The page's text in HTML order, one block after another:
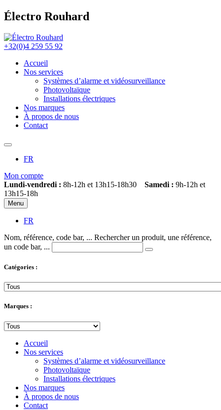
Électro Rouhard
+32(0)4 259 55 92
Accueil
Nos services
Systèmes d’alarme et vidéosurveillance
Photovoltaïque
Installations électriques
Nos marques
À propos de nous
Contact
FR
Mon compte
Lundi-vendredi : 8h-12h et 13h15-18h30 Samedi : 9h-12h et
13h15-18h
Menu
FR
Nom, référence, code bar, ... Rechercher un produit, une référence,
un code bar, ...
Catégories :
Marques :
Accueil
Nos services
Systèmes d’alarme et vidéosurveillance
Photovoltaïque
Installations électriques
Nos marques
À propos de nous
Contact